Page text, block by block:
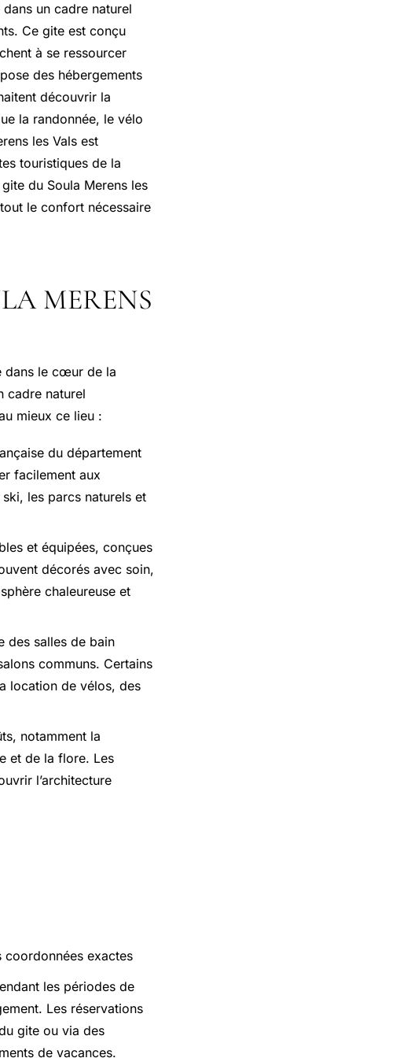
un cadre naturel
Ce gite est conçu
à se ressourcer
des hébergements
découvrir la
la randonnée, le vélo
les Vals est
touristiques de la
du Soula Merens les
le confort nécessaire
MERENS
dans le cœur de la
cadre naturel
mieux ce lieu :
du département
facilement aux
les parcs naturels et
et équipées, conçues
décorés avec soin,
chaleureuse et
des salles de bain
communs. Certains
location de vélos, des
notamment la
et de la flore. Les
l’architecture
coordonnées exactes
les périodes de
Les réservations
gite ou via des
de vacances.